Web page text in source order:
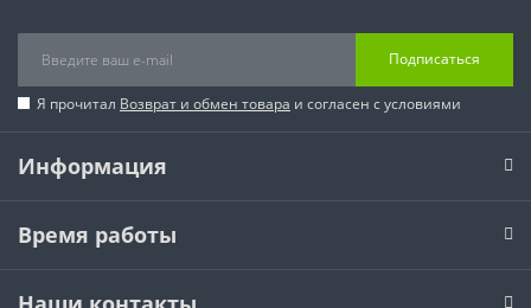
Подписаться
Я прочитал Возврат и обмен товара и согласен с условиями
Информация
Время работы